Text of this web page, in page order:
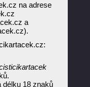
na adrese
a
délku 18 znaků